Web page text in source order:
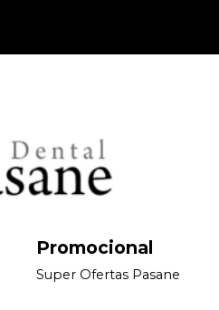
Promocional
Super Ofertas Pasane